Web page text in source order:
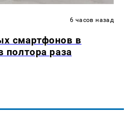
6 часов назад
смартфонов в
полтора раза